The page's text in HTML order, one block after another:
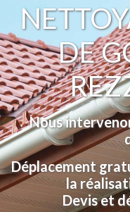
DE
Nous
Déplacement
la
Devis et